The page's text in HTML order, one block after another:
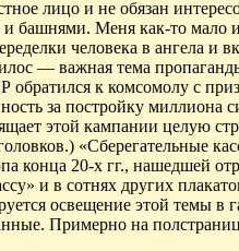
лицо и не обязан
башнями. Меня как-то мало
человека в ангела и
— важная тема
к комсомолу с
за постройку миллиона
этой кампании целую
«Сберегательные
конца 20-х гг., нашедшей
и в сотнях других
освещение этой темы в
Примерно на